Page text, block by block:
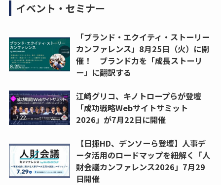
イベント・セミナー
「ブランド・エクイティ・ストーリー
カンファレンス」8月25日（火）に開
催！ ブランド力を「成長ストーリ
ー」に翻訳する
江崎グリコ、キノトロープらが登壇
「成功戦略Webサイトサミット
2026」が7月22日に開催
【日揮HD、デンソーら登壇】人事デ
ータ活用のロードマップを紐解く「人
財会議カンファレンス2026」7月29
日開催